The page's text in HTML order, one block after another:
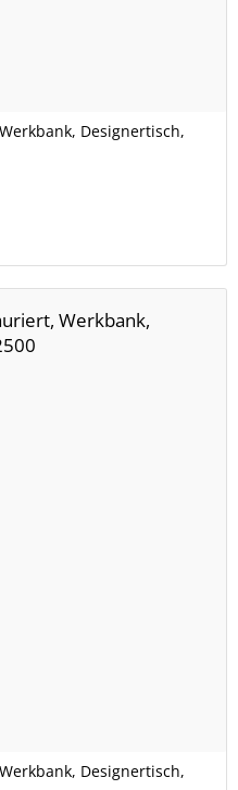
Designertisch,
Designertisch,